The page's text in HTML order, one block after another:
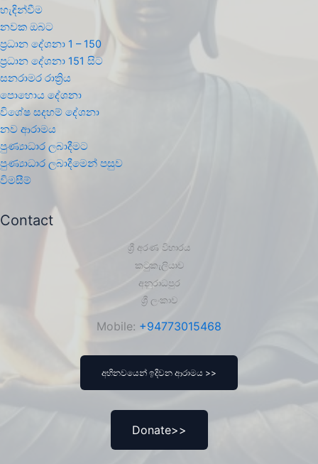
හැඳින්වීම
නවක ඔබට
ප්‍රධාන දේශනා 1 – 150
ප්‍රධාන දේශනා 151 සිට
සනරාමර රාත්‍රිය
පොහොය දේශනා
විශේෂ සදහම් දේශනා
නව ආරාමය
පුණ්‍යාධාර ලබාදීමට
පුණ්‍යාධාර ලබාදීමෙන් පසුව
විමසීම්
Contact
ශ්‍රී අරණ විහාරය
කටුකැලියාව
අනුරාධපුර
ශ්‍රී ලංකාව
Mobile: +94773015468
අභිනවයෙන් ඉදිවන ආරාමය >>
Donate>>